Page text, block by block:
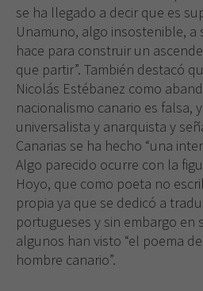
se ha llegado a decir que es
Unamuno, algo insostenible, a
hace para construir un
que partir”. También destacó
Nicolás Estébanez como
nacionalismo canario es falsa,
universalista y anarquista y
Canarias se ha hecho “una
Algo parecido ocurre con la
Hoyo, que como poeta no
propia ya que se dedicó a
portugueses y sin embargo en
algunos han visto “el poema
hombre canario”.